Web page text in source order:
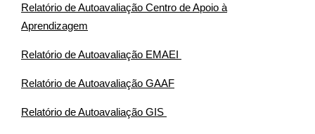
Relatório de Autoavaliação Centro de Apoio à
Aprendizagem
Relatório de Autoavaliação EMAEI
Relatório de Autoavaliação GAAF
Relatório de Autoavaliação GIS